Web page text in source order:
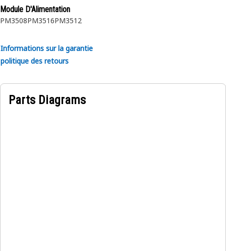
Module D'Alimentation
PM3508PM3516PM3512
Informations sur la garantie
politique des retours
Parts Diagrams